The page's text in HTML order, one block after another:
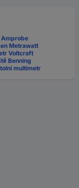
Metrawatt
Voltcraft
Benning
multimetr